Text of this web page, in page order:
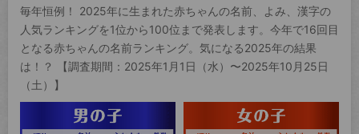
毎年恒例！ 2025年に生まれた赤ちゃんの名前、よみ、漢字の
人気ランキングを1位から100位まで発表します。今年で16回目
となる赤ちゃんの名前ランキング。気になる2025年の結果
は！？ 【調査期間：2025年1月1日（水）〜2025年10月25日
（土）】